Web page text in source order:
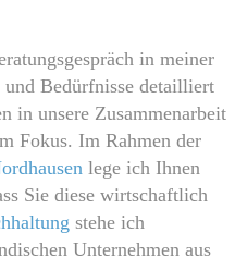
in meiner
Bedürfnisse detailliert
in unsere Zusammenarbeit
Fokus. Im Rahmen der
lege ich Ihnen
Sie diese wirtschaftlich
stehe ich
Unternehmen aus